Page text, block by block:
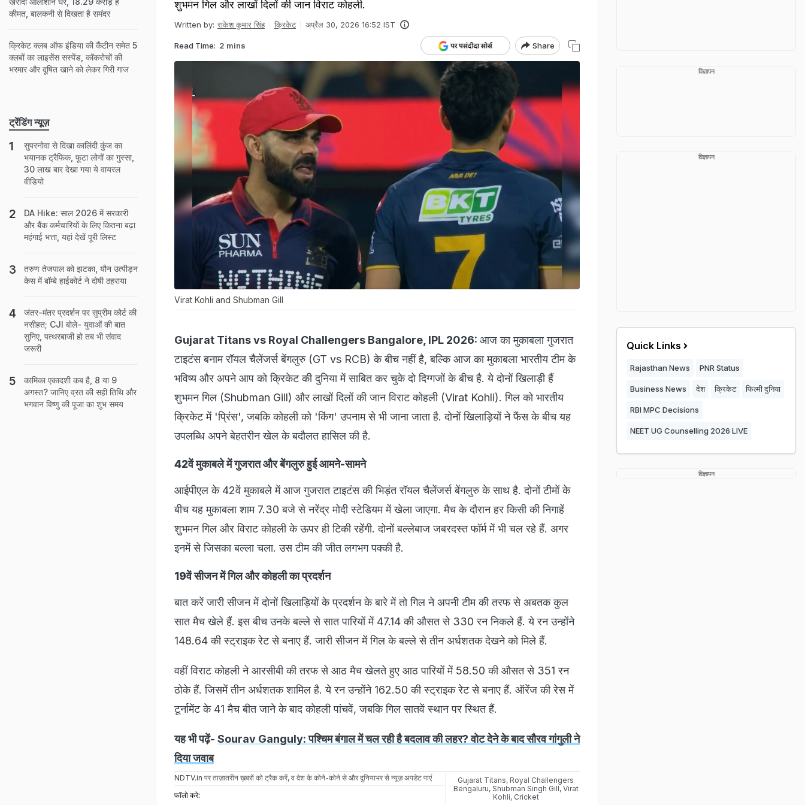
शुभमन गिल और लाखों दिलों की जान विराट कोहली.
Written by: राकेश कुमार सिंह क्रिकेट अप्रैल 30, 2026 16:52 IST
Read Time: 2 mins Share
Virat Kohli and Shubman Gill
Gujarat Titans vs Royal Challengers Bangalore, IPL 2026: आज का मुकाबला गुजरात
टाइटंस बनाम रॉयल चैलेंजर्स बेंगलुरु (GT vs RCB) के बीच नहीं है, बल्कि आज का मुकाबला भारतीय टीम के
भविष्य और अपने आप को क्रिकेट की दुनिया में साबित कर चुके दो दिग्गजों के बीच है. ये दोनों खिलाड़ी हैं
शुभमन गिल (Shubman Gill) और लाखों दिलों की जान विराट कोहली (Virat Kohli). गिल को भारतीय
क्रिकेट में 'प्रिंस', जबकि कोहली को 'किंग' उपनाम से भी जाना जाता है. दोनों खिलाड़ियों ने फैंस के बीच यह
उपलब्धि अपने बेहतरीन खेल के बदौलत हासिल की है.
42वें मुकाबले में गुजरात और बेंगलुरु हुई आमने-सामने
आईपीएल के 42वें मुकाबले में आज गुजरात टाइटंस की भिड़ंत रॉयल चैलेंजर्स बेंगलुरु के साथ है. दोनों टीमों के
बीच यह मुकाबला शाम 7.30 बजे से नरेंद्र मोदी स्टेडियम में खेला जाएगा. मैच के दौरान हर किसी की निगाहें
शुभमन गिल और विराट कोहली के ऊपर ही टिकी रहेंगी. दोनों बल्लेबाज जबरदस्त फॉर्म में भी चल रहे हैं. अगर
इनमें से जिसका बल्ला चला. उस टीम की जीत लगभग पक्की है.
19वें सीजन में गिल और कोहली का प्रदर्शन
बात करें जारी सीजन में दोनों खिलाड़ियों के प्रदर्शन के बारे में तो गिल ने अपनी टीम की तरफ से अबतक कुल
सात मैच खेले हैं. इस बीच उनके बल्ले से सात पारियों में 47.14 की औसत से 330 रन निकले हैं. ये रन उन्होंने
148.64 की स्ट्राइक रेट से बनाए हैं. जारी सीजन में गिल के बल्ले से तीन अर्धशतक देखने को मिले हैं.
वहीं विराट कोहली ने आरसीबी की तरफ से आठ मैच खेलते हुए आठ पारियों में 58.50 की औसत से 351 रन
ठोके हैं. जिसमें तीन अर्धशतक शामिल है. ये रन उन्होंने 162.50 की स्ट्राइक रेट से बनाए हैं. ऑरेंज की रेस में
टूर्नामेंट के 41 मैच बीत जाने के बाद कोहली पांचवें, जबकि गिल सातवें स्थान पर स्थित हैं.
यह भी पढ़ें- Sourav Ganguly: पश्चिम बंगाल में चल रही है बदलाव की लहर? वोट देने के बाद सौरव गांगुली ने
दिया जवाब
NDTV.in पर ताज़ातरीन ख़बरों को ट्रैक करें, व देश के कोने-कोने से और दुनियाभर से न्यूज़ अपडेट पाएं
फॉलो करे:
Gujarat Titans, Royal Challengers
Bengaluru, Shubman Singh Gill, Virat
Kohli, Cricket
कीमत, बालकनी से दिखता है समंदर
क्रिकेट क्लब ऑफ इंडिया की कैंटीन समेत 5
क्लबों का लाइसेंस सस्पेंड, कॉकरोचों की
भरमार और दूषित खाने को लेकर गिरी गाज
ट्रेंडिंग न्यूज़
सुपरनोवा से दिखा कालिंदी कुंज का
भयानक ट्रैफिक, फूटा लोगों का गुस्सा,
30 लाख बार देखा गया ये वायरल
वीडियो
DA Hike: साल 2026 में सरकारी
और बैंक कर्मचारियों के लिए कितना बढ़ा
महंगाई भत्ता, यहां देखें पूरी लिस्ट
तरुण तेजपाल को झटका, यौन उत्पीड़न
केस में बॉम्बे हाईकोर्ट ने दोषी ठहराया
जंतर-मंतर प्रदर्शन पर सुप्रीम कोर्ट की
नसीहत; CJI बोले- युवाओं की बात
सुनिए, पत्थरबाजी हो तब भी संवाद
जरूरी
कामिका एकादशी कब है, 8 या 9
अगस्त? जानिए व्रत की सही तिथि और
भगवान विष्णु की पूजा का शुभ समय
विज्ञापन
विज्ञापन
Quick Links
Rajasthan News PNR Status
Business News देश क्रिकेट फिल्मी दुनिया
RBI MPC Decisions
NEET UG Counselling 2026 LIVE
विज्ञापन